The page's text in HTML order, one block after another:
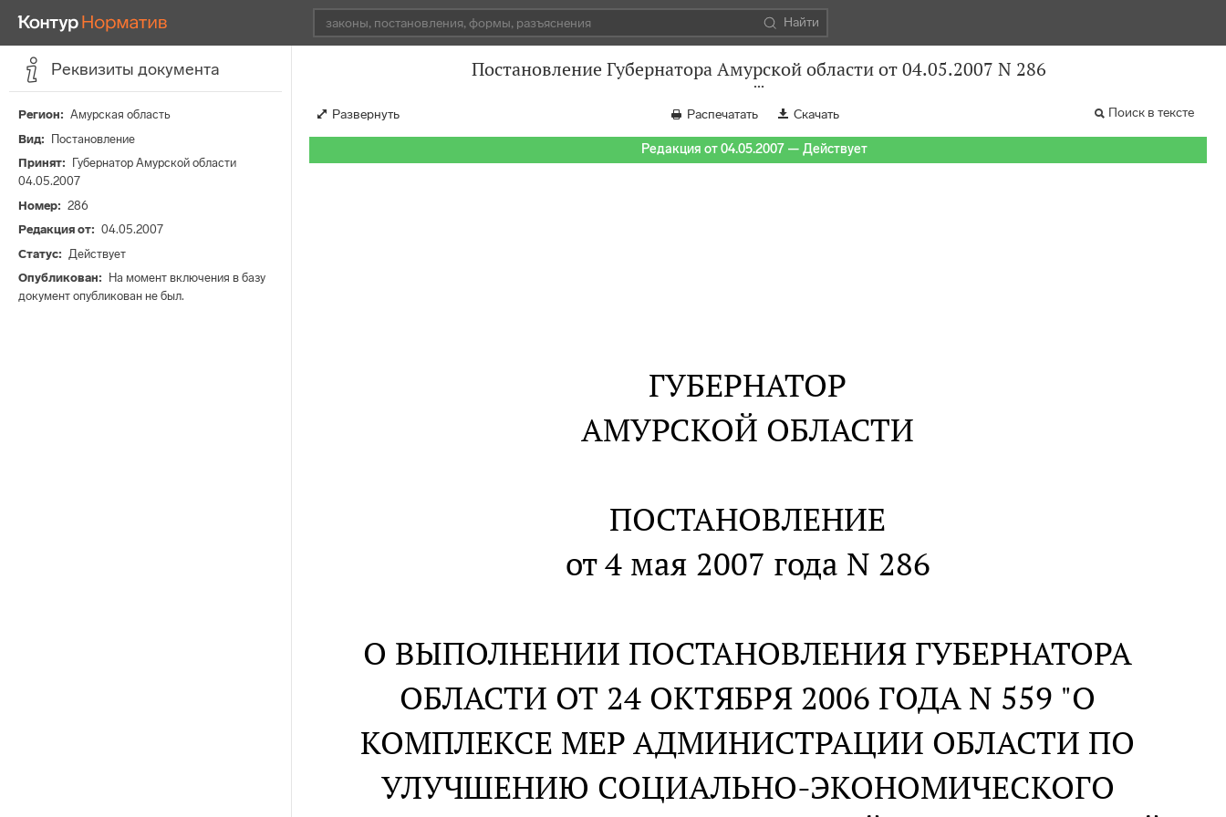
Найти
Реквизиты документа
Регион
Амурская область
Вид
Постановление
Принят
Губернатор Амурской области
04.05.2007
Номер
286
Редакция от
04.05.2007
Статус
Действует
Опубликован
На момент включения в базу
документ опубликован не был.
Постановление Губернатора Амурской области от 04.05.2007 N 286
Развернуть Распечатать Скачать Поиск в тексте
Редакция от 04.05.2007 — Действует
ГУБЕРНАТОР
АМУРСКОЙ ОБЛАСТИ
ПОСТАНОВЛЕНИЕ
от 4 мая 2007 года N 286
О ВЫПОЛНЕНИИ ПОСТАНОВЛЕНИЯ ГУБЕРНАТОРА
ОБЛАСТИ ОТ 24 ОКТЯБРЯ 2006 ГОДА N 559 "О
КОМПЛЕКСЕ МЕР АДМИНИСТРАЦИИ ОБЛАСТИ ПО
УЛУЧШЕНИЮ СОЦИАЛЬНО-ЭКОНОМИЧЕСКОГО